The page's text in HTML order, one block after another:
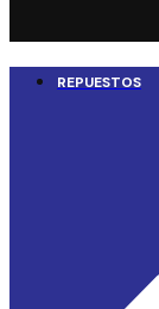
REPUESTOS